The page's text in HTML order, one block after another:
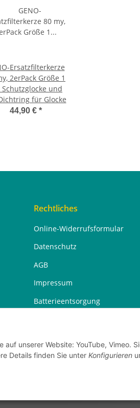
unserer Website: YouTube, Vimeo.
Details finden Sie unter Konfigurieren
Ersatzfilterkerze
2erPack Größe 1
und
für Glocke
44,90 € *
Rechtliches
Online-Widerrufsformular
Datenschutz
AGB
Impressum
Batterieentsorgung